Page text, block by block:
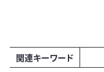
関連キーワード